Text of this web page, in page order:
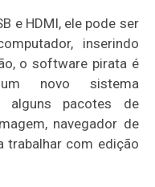
e HDMI, ele pode ser
inserindo
o software pirata é
um novo sistema
alguns pacotes de
navegador de
trabalhar com edição